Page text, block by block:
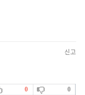
신고
0 0